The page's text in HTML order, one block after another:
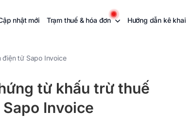
nhật mới Trạm thuế & hóa đơn Hướng dẫn kê khai
điện tử Sapo Invoice
từ khấu trừ thuế
Invoice